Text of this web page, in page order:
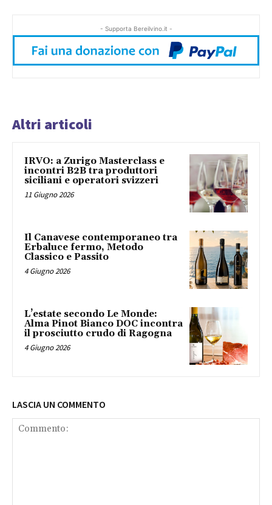
- Supporta Bereilvino.it -
Altri articoli
IRVO: a Zurigo Masterclass e
incontri B2B tra produttori
siciliani e operatori svizzeri
11 Giugno 2026
Il Canavese contemporaneo tra
Erbaluce fermo, Metodo
Classico e Passito
4 Giugno 2026
L’estate secondo Le Monde:
Alma Pinot Bianco DOC incontra
il prosciutto crudo di Ragogna
4 Giugno 2026
LASCIA UN COMMENTO